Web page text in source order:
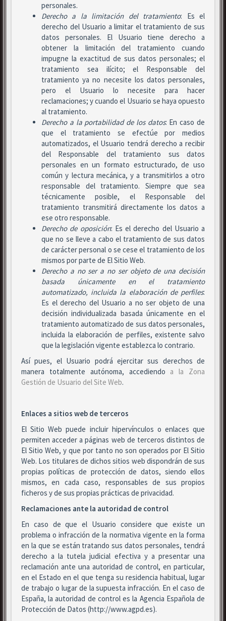
personales.
Derecho a la limitación del tratamiento: Es el
derecho del Usuario a limitar el tratamiento de sus
datos personales. El Usuario tiene derecho a
obtener la limitación del tratamiento cuando
impugne la exactitud de sus datos personales; el
tratamiento sea ilícito; el Responsable del
tratamiento ya no necesite los datos personales,
pero el Usuario lo necesite para hacer
reclamaciones; y cuando el Usuario se haya opuesto
al tratamiento.
Derecho a la portabilidad de los datos: En caso de
que el tratamiento se efectúe por medios
automatizados, el Usuario tendrá derecho a recibir
del Responsable del tratamiento sus datos
personales en un formato estructurado, de uso
común y lectura mecánica, y a transmitirlos a otro
responsable del tratamiento. Siempre que sea
técnicamente posible, el Responsable del
tratamiento transmitirá directamente los datos a
ese otro responsable.
Derecho de oposición: Es el derecho del Usuario a
que no se lleve a cabo el tratamiento de sus datos
de carácter personal o se cese el tratamiento de los
mismos por parte de El Sitio Web.
Derecho a no ser a no ser objeto de una decisión
basada únicamente en el tratamiento
automatizado, incluida la elaboración de perfiles:
Es el derecho del Usuario a no ser objeto de una
decisión individualizada basada únicamente en el
tratamiento automatizado de sus datos personales,
incluida la elaboración de perfiles, existente salvo
que la legislación vigente establezca lo contrario.
Así pues, el Usuario podrá ejercitar sus derechos de
manera totalmente autónoma, accediendo a la Zona
Gestión de Usuario del Site Web.
Enlaces a sitios web de terceros
El Sitio Web puede incluir hipervínculos o enlaces que
permiten acceder a páginas web de terceros distintos de
El Sitio Web, y que por tanto no son operados por El Sitio
Web. Los titulares de dichos sitios web dispondrán de sus
propias políticas de protección de datos, siendo ellos
mismos, en cada caso, responsables de sus propios
ficheros y de sus propias prácticas de privacidad.
Reclamaciones ante la autoridad de control
En caso de que el Usuario considere que existe un
problema o infracción de la normativa vigente en la forma
en la que se están tratando sus datos personales, tendrá
derecho a la tutela judicial efectiva y a presentar una
reclamación ante una autoridad de control, en particular,
en el Estado en el que tenga su residencia habitual, lugar
de trabajo o lugar de la supuesta infracción. En el caso de
España, la autoridad de control es la Agencia Española de
Protección de Datos (http://www.agpd.es).